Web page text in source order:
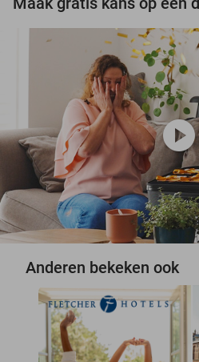
play_circle
Anderen bekeken ook